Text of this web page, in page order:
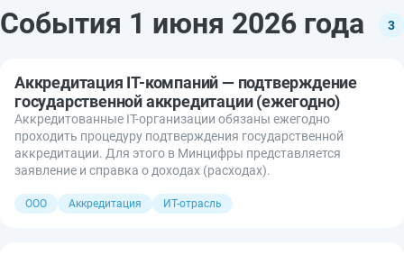
События 1 июня 2026 года 3
Аккредитация IT-компаний — подтверждение
государственной аккредитации (ежегодно)
Аккредитованные IT-организации обязаны ежегодно
проходить процедуру подтверждения государственной
аккредитации. Для этого в Минцифры представляется
заявление и справка о доходах (расходах).
ООО Аккредитация ИТ-отрасль